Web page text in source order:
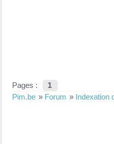
Pages :
1
Pim.be » Forum » Indexation